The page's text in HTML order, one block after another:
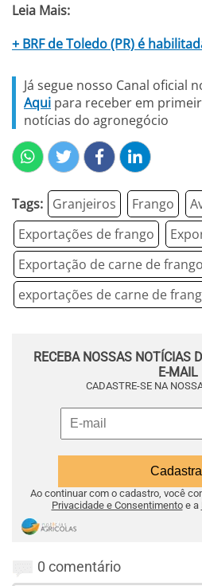
Leia Mais:
+ BRF de Toledo (PR) é
Já segue nosso Canal oficial
Aqui para receber em
notícias do agronegócio
Tags: Granjeiros Frango
Exportações de frango
Exportação de carne de frango
exportações de carne de
RECEBA NOSSAS NOTÍCIAS
E-MAIL
CADASTRE-SE NA
Ao continuar com o cadastro, você
Privacidade e Consentimentoe a
0 comentário